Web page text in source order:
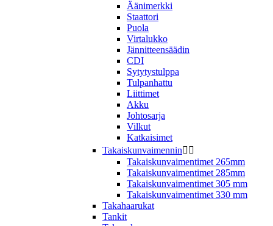
Äänimerkki
Staattori
Puola
Virtalukko
Jännitteensäädin
CDI
Sytytystulppa
Tulpanhattu
Liittimet
Akku
Johtosarja
Vilkut
Katkaisimet
Takaiskunvaimennin 
Takaiskunvaimentimet 265mm
Takaiskunvaimentimet 285mm
Takaiskunvaimentimet 305 mm
Takaiskunvaimentimet 330 mm
Takahaarukat
Tankit